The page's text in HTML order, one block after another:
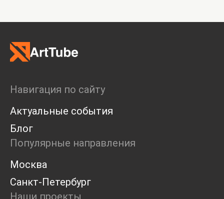
Дискуссия
Пост-релиз
Пресс-конференция
Ярмарка
Open call
Экскурсия
Дискуссия
Cosmoscow 2024
Blazar 2024
Встречи
Круглый стол
Навигация по сайту
Актуальные события
Блог
Популярные направления
Москва
Санкт-Петербург
Наши проекты